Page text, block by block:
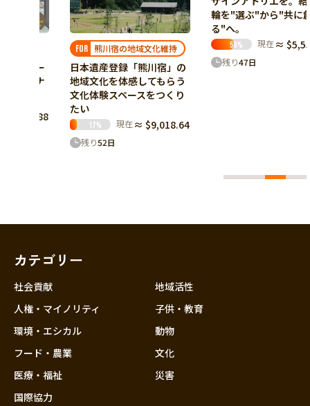
熊川宿の地域文化維持
日本遺産登録「熊川宿」の
地域文化を体感してもらう
文化体験スペースをつくり
17% 現在≈ $9,018.64
残り52日
想いを身に纏える形に
蔵前に、想いを形にするデ
カテゴリー
社会貢献
人権・マイノリティ
環境・エシカル
フード・農業
医療・福祉
国際協力
地域活性
子供・教育
動物
文化
災害